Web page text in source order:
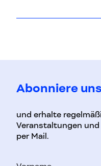
Abonniere
und erhalte
Veranstaltungen
per Mail.